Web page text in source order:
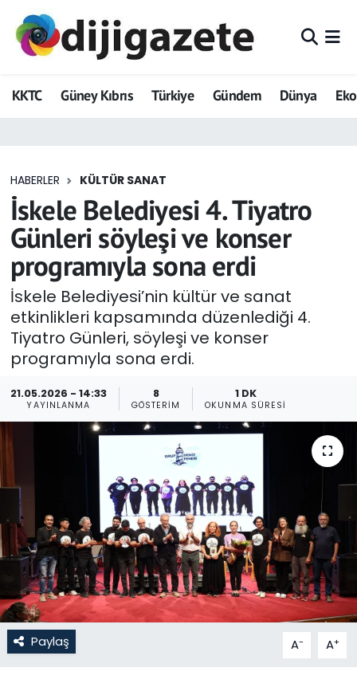
KKTC Güney Kıbrıs Türkiye Gündem Dünya
HABERLER KÜLTÜR SANAT
İskele Belediyesi 4. Tiyatro
Günleri söyleşi ve konser
programıyla sona erdi
İskele Belediyesi’nin kültür ve sanat
etkinlikleri kapsamında düzenlediği 4.
Tiyatro Günleri, söyleşi ve konser
programıyla sona erdi.
21.05.2026 - 14:33
YAYINLANMA
8
GÖSTERIM
1 DK
OKUNMA SÜRESI
Paylaş A- A+
ADVERTORIAL
Dijigazete
Eğitim
Ekonomi
Foto Galeri
GEZİ
Güncel
Gündem
KKTC
KKTC YEREL SEÇİM 2018
Kültür Sanat
Magazin
Moda
Nöbetçi Eczaneler
Hava Durumu
Trafik Durumu
Tüm Manşetler
Son Dakika Haberleri
Haber Arşivi